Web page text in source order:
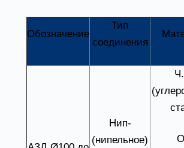
Обозначение
Тип
соединения
Нип-
(нипельное)